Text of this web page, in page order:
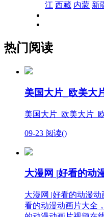
江 西藏 内蒙 新
热门阅读
美国大片_欧美大
美国大片_欧美大片_
09-23 阅读()
大漫网 |好看的动
大漫网 |好看的动漫
看的动漫动画片大全